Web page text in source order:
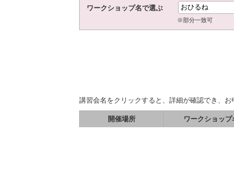
ワークショップ名で選ぶ
※部分一致可
講習会名をクリックすると、詳細が確認でき、お
開催場所 ワークショップ